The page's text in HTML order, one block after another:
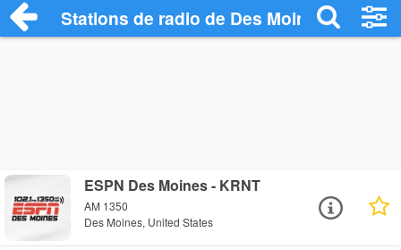
Stations de radio de Des Moines
ESPN Des Moines - KRNT
AM 1350
Des Moines, United States